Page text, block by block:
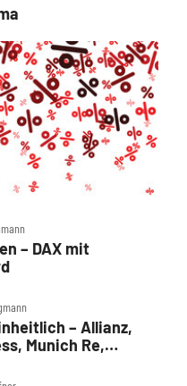
– DAX mit
– Allianz,
Munich Re,